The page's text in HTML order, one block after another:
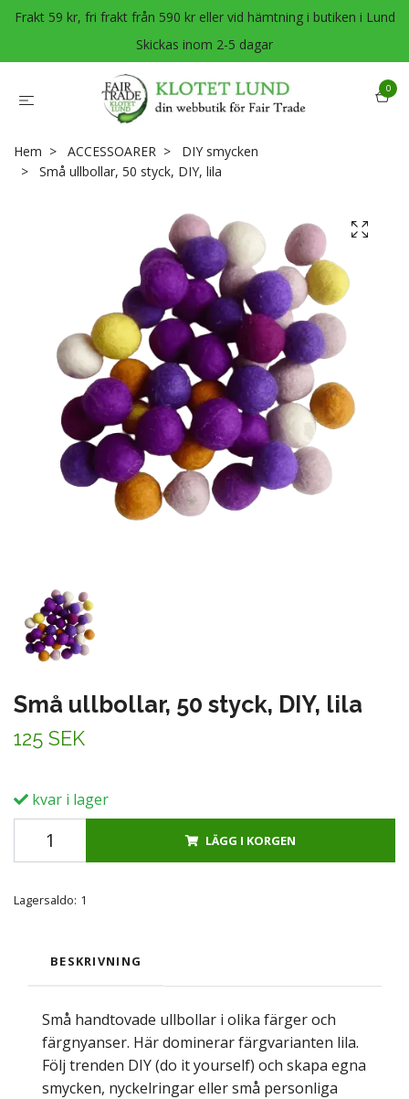
Frakt 59 kr, fri frakt från 590 kr eller vid hämtning i butiken i Lund
Skickas inom 2-5 dagar
0
Hem ACCESSOARER
DIY smycken
Små ullbollar, 50 styck, DIY, lila
Små ullbollar, 50 styck, DIY, lila
125 SEK
kvar i lager
LÄGG I KORGEN
Lagersaldo: 1
BESKRIVNING
Små handtovade ullbollar i olika färger och
färgnyanser. Här dominerar färgvarianten lila.
Följ trenden DIY (do it yourself) och skapa egna
smycken, nyckelringar eller små personliga